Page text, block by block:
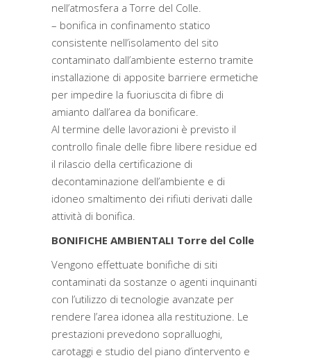
nell’atmosfera a Torre del Colle.
– bonifica in confinamento statico
consistente nell’isolamento del sito
contaminato dall’ambiente esterno tramite
installazione di apposite barriere ermetiche
per impedire la fuoriuscita di fibre di
amianto dall’area da bonificare.
Al termine delle lavorazioni è previsto il
controllo finale delle fibre libere residue ed
il rilascio della certificazione di
decontaminazione dell’ambiente e di
idoneo smaltimento dei rifiuti derivati dalle
attività di bonifica.
BONIFICHE AMBIENTALI Torre del Colle
Vengono effettuate bonifiche di siti
contaminati da sostanze o agenti inquinanti
con l’utilizzo di tecnologie avanzate per
rendere l’area idonea alla restituzione. Le
prestazioni prevedono sopralluoghi,
carotaggi e studio del piano d’intervento e